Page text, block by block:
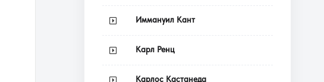
Иммануил Кант
Карл Ренц
Карлос Кастанеда